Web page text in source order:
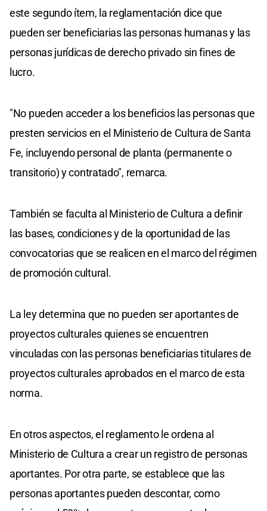
este segundo ítem, la reglamentación dice que
pueden ser beneficiarias las personas humanas y las
personas jurídicas de derecho privado sin fines de
lucro.
"No pueden acceder a los beneficios las personas que
presten servicios en el Ministerio de Cultura de Santa
Fe, incluyendo personal de planta (permanente o
transitorio) y contratado", remarca.
También se faculta al Ministerio de Cultura a definir
las bases, condiciones y de la oportunidad de las
convocatorias que se realicen en el marco del régimen
de promoción cultural.
La ley determina que no pueden ser aportantes de
proyectos culturales quienes se encuentren
vinculadas con las personas beneficiarias titulares de
proyectos culturales aprobados en el marco de esta
norma.
En otros aspectos, el reglamento le ordena al
Ministerio de Cultura a crear un registro de personas
aportantes. Por otra parte, se establece que las
personas aportantes pueden descontar, como